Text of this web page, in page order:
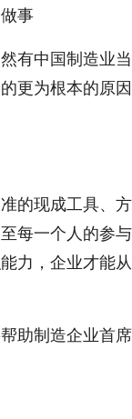
事
中国制造业
为根本的原因
现成工具、
每一个人的参
力，企业才能
制造企业首